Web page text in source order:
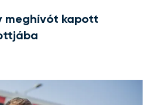
meghívót kapott